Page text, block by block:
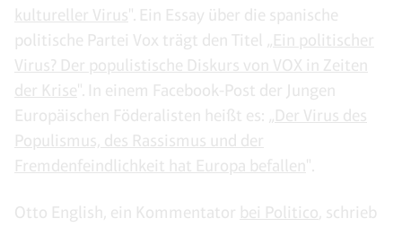
kultureller Virus". Ein Essay über die spanische
politische Partei Vox trägt den Titel „Ein politischer
Virus? Der populistische Diskurs von VOX in Zeiten
der Krise". In einem Facebook-Post der Jungen
Europäischen Föderalisten heißt es: „Der Virus des
Populismus, des Rassismus und der
Fremdenfeindlichkeit hat Europa befallen".
Otto English, ein Kommentator bei Politico, schrieb